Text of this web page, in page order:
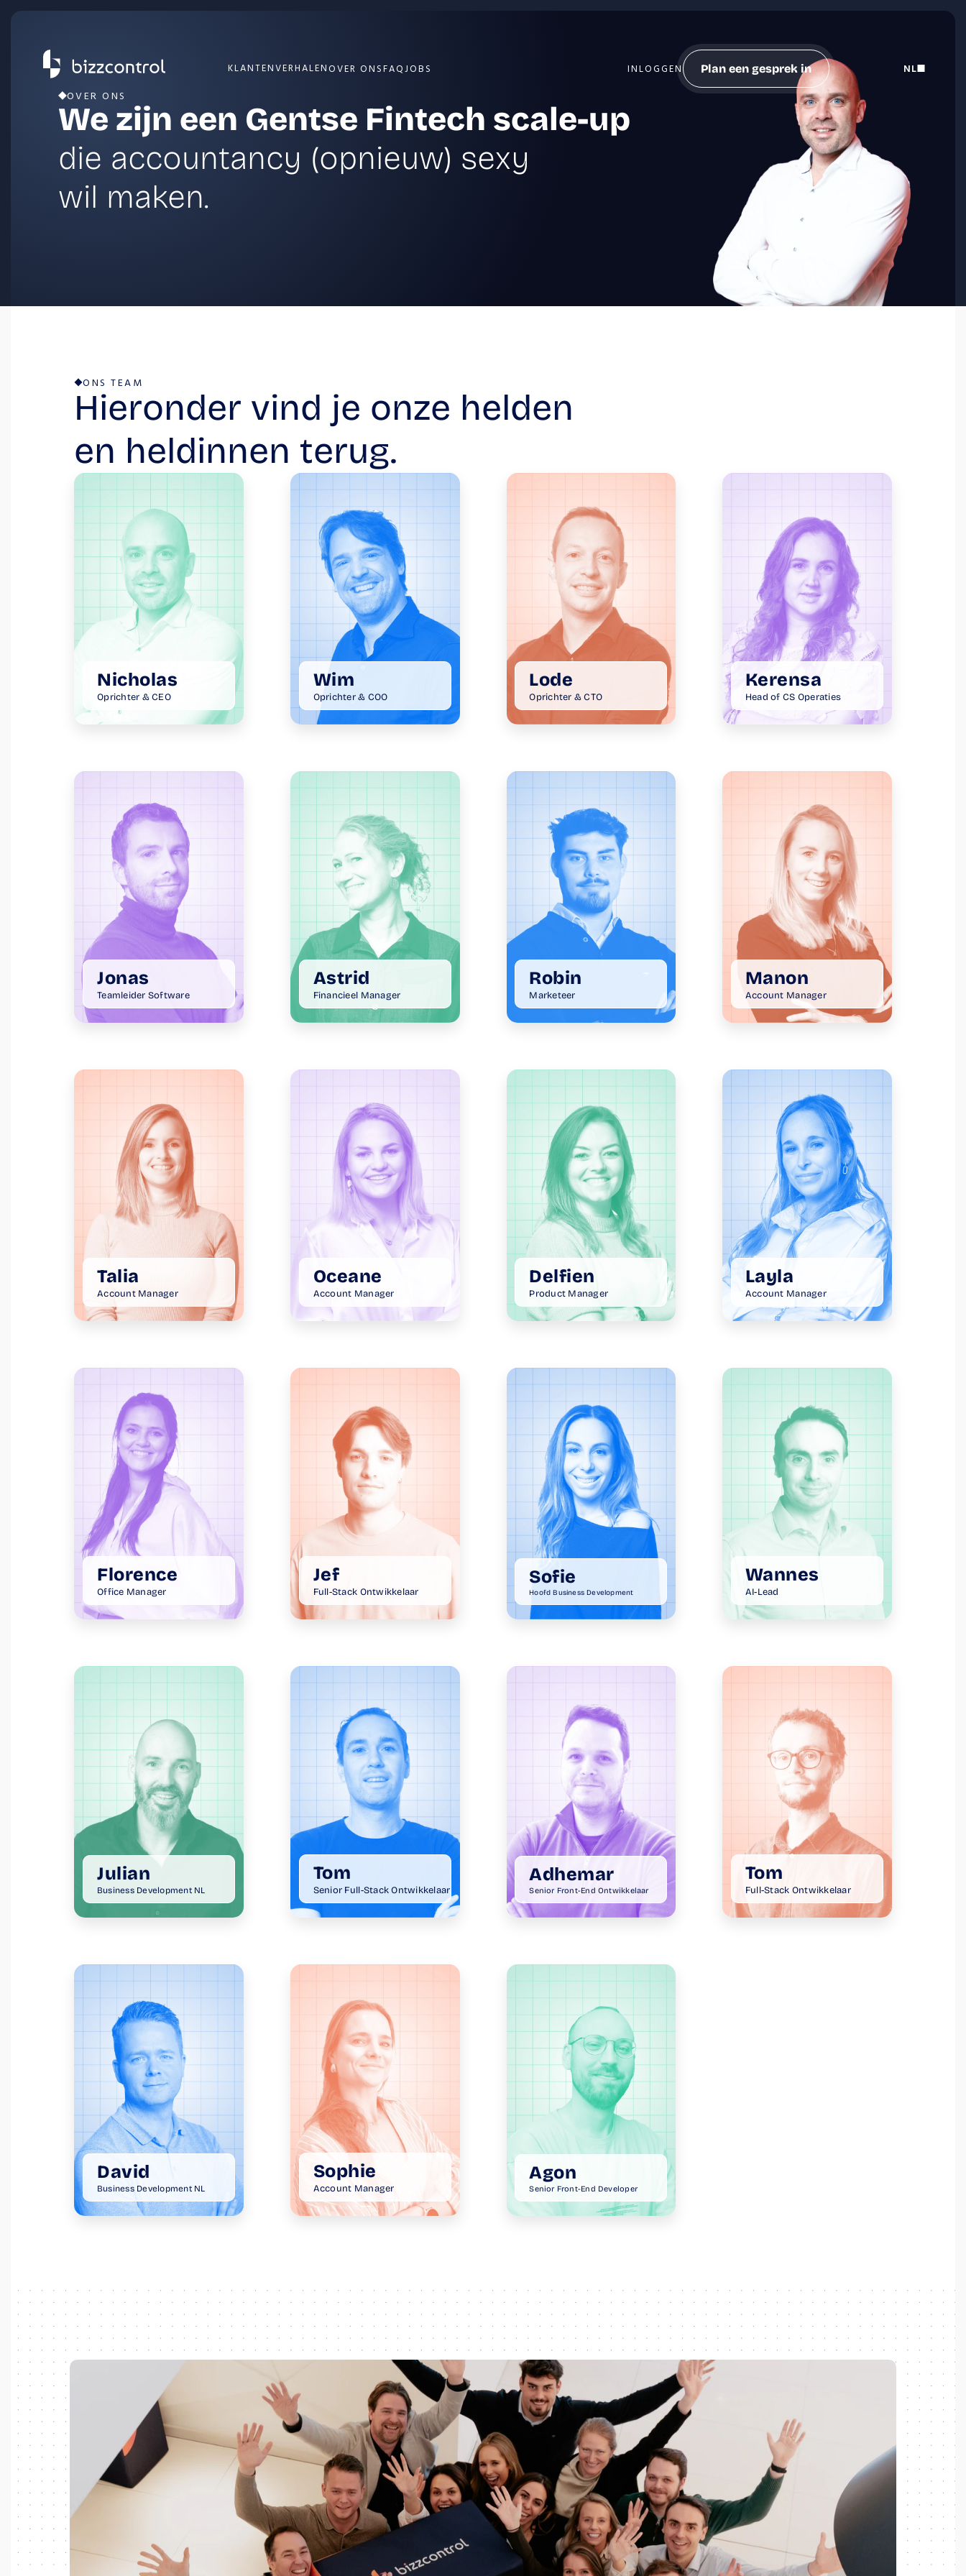
KLANTENVERHALENOVER ONSFAQJOBS INLOGGEN Plan een gesprek in NLSelect
OVER ONS
We zijn een Gentse Fintech scale-up
die accountancy (opnieuw) sexy
wil maken.
ONS TEAM
en heldinnen terug.
Nicholas
Oprichter & CEO
Wim
Oprichter & COO
Lode
Oprichter & CTO
Kerensa
Head of CS Operaties
Jonas
Teamleider Software
Astrid
Financieel Manager
Robin
Marketeer
Manon
Account Manager
Talia
Account Manager
Oceane
Account Manager
Delfien
Product Manager
Layla
Account Manager
Florence
Office Manager
Jef
Full-Stack Ontwikkelaar
Sofie
Hoofd Business Development
Wannes
AI-Lead
Julian
Business Development NL
Tom
Senior Full-Stack Ontwikkelaar
Adhemar
Senior Front-End Ontwikkelaar
Tom
Full-Stack Ontwikkelaar
David
Business Development NL
Sophie
Account Manager
Agon
Senior Front-End Developer